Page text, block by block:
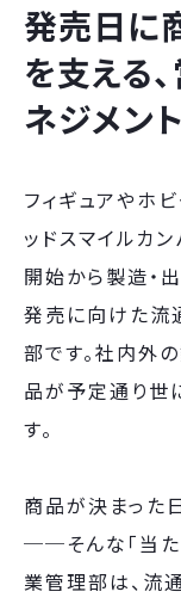
発売日に
を支える
ネジメン
フィギュアやホ
ッドスマイルカ
開始から製造・
発売に向けた流
部です。社内外
品が予定通り世
す。
商品が決まった
──そんな「当た
業管理部は、流